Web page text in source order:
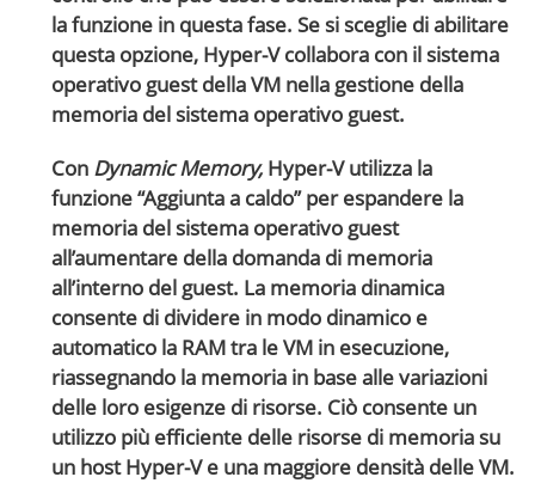
la funzione in questa fase. Se si sceglie di abilitare
questa opzione, Hyper-V collabora con il sistema
operativo guest della VM nella gestione della
memoria del sistema operativo guest.
Con Dynamic Memory, Hyper-V utilizza la
funzione “Aggiunta a caldo” per espandere la
memoria del sistema operativo guest
all’aumentare della domanda di memoria
all’interno del guest. La memoria dinamica
consente di dividere in modo dinamico e
automatico la RAM tra le VM in esecuzione,
riassegnando la memoria in base alle variazioni
delle loro esigenze di risorse. Ciò consente un
utilizzo più efficiente delle risorse di memoria su
un host Hyper-V e una maggiore densità delle VM.